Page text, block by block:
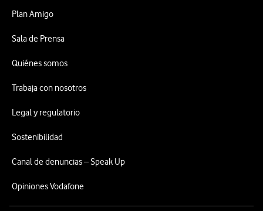
Plan Amigo
Sala de Prensa
Quiénes somos
Trabaja con nosotros
Legal y regulatorio
Sostenibilidad
Canal de denuncias – Speak Up
Opiniones Vodafone